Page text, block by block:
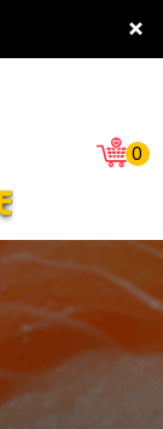
×
0